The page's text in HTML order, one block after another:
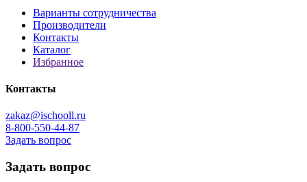
Варианты сотрудничества
Производители
Контакты
Каталог
Избранное
Контакты
zakaz@ischooll.ru
8-800-550-44-87
Задать вопрос
Задать вопрос